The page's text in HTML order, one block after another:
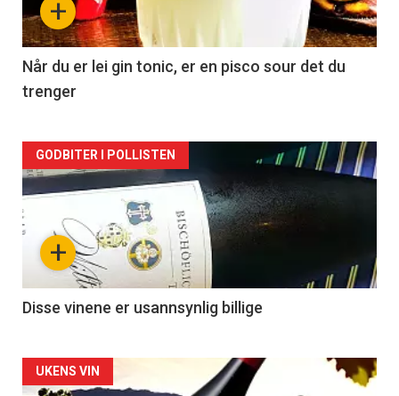
-
2
+
Når du er lei gin tonic, er en pisco sour det du
trenger
Forsiden
akkurat
nå
3
+
GODBITER I POLLISTEN
Disse vinene er usannsynlig billige
Forsiden
UKENS VIN